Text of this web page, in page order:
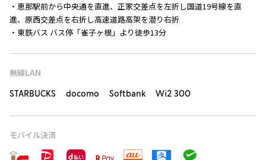
・恵那駅前から中央通を直進、正家交差点を左折し国道19号線を直
進、原西交差点を右折し高速道路高架を潜り右折
・東鉄バス バス停「雀子ヶ根」より徒歩13分
無線LAN
STARBUCKS docomo Softbank Wi2 300
モバイル決済